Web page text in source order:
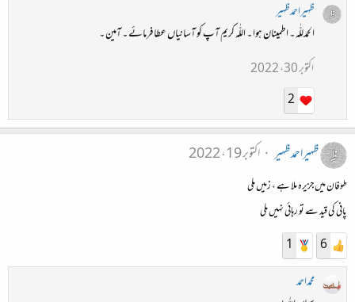
ظہیراحمدظہیر
الحمدللّٰہ ۔ اطمینان ہوا ۔ اللّٰہ کریم آپ کو آسانیاں عطا فرمائے ۔ آمین ۔
اکتوبر 30، 2022
2
ظہیراحمدظہیر اکتوبر 19، 2022
طوفان میں جزیرہ ملا ہے ، زمیں ملی
پانی کی قید سے تو رہائی نہیں ملی
6
1
محمداحمد